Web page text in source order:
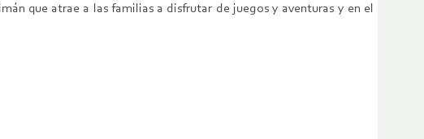
que atrae a las familias a disfrutar de juegos y aventuras y en el